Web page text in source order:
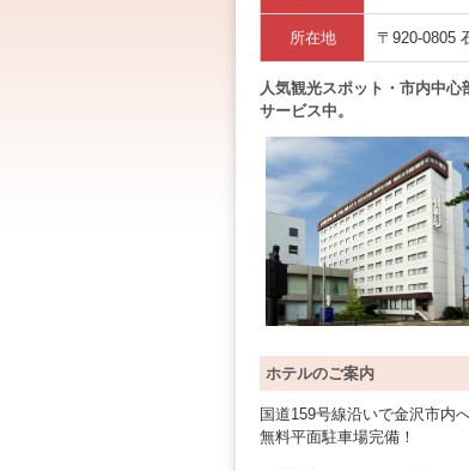
所在地 〒920-0805
人気観光スポット・市内中
サービス中。
ホテルのご案内
国道159号線沿いで金沢市内
無料平面駐車場完備！